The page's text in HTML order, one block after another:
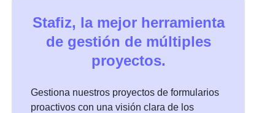
El software de gravedad z0 para el sector
público
Foxplan, una alternativa de software PPM
para pequeñas empresas
Stafiz, la mejor herramienta
de gestión de múltiples
proyectos.
Gestiona nuestros proyectos de formularios
proactivos con una visión clara de los